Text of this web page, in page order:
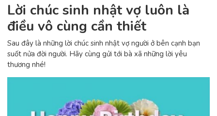
Lời chúc sinh nhật vợ luôn là
điều vô cùng cần thiết
Sau đây là những lời chúc sinh nhật vợ người ở bên cạnh bạn
suốt nửa đời người. Hãy cùng gửi tới bà xã những lời yêu
thương nhé!